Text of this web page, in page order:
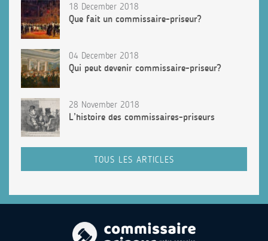
18 December 2018
Que fait un commissaire-priseur?
04 December 2018
Qui peut devenir commissaire-priseur?
28 November 2018
L’histoire des commissaires-priseurs
TOUS LES ARTICLES